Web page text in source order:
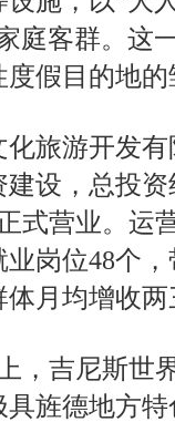
庭客群。这
假目的地
旅游开发有
设，总投资
式营业。运
岗位48个
月均增收
吉尼斯世
旌德地方